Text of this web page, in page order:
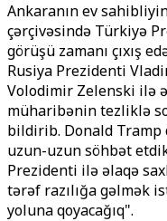
Ankaranın ev
çərçivəsində Türkiyə
görüşü zamanı çıxış
Rusiya Prezidenti
Volodimir Zelenski ilə
müharibənin tezliklə
bildirib. Donald Tramp
uzun-uzun söhbət
Prezidenti ilə əlaqə
tərəf razılığa gəlmək
yoluna qoyacağıq".